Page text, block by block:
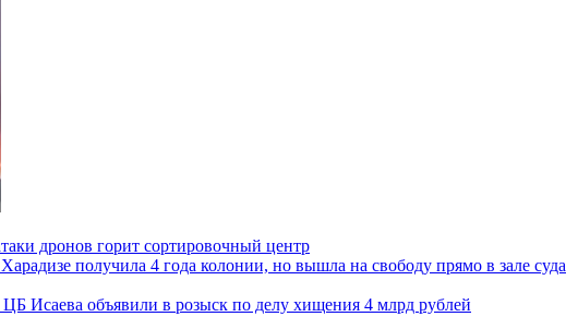
дронов горит сортировочный центр
получила 4 года колонии, но вышла на свободу прямо в зале суда
Исаева объявили в розыск по делу хищения 4 млрд рублей